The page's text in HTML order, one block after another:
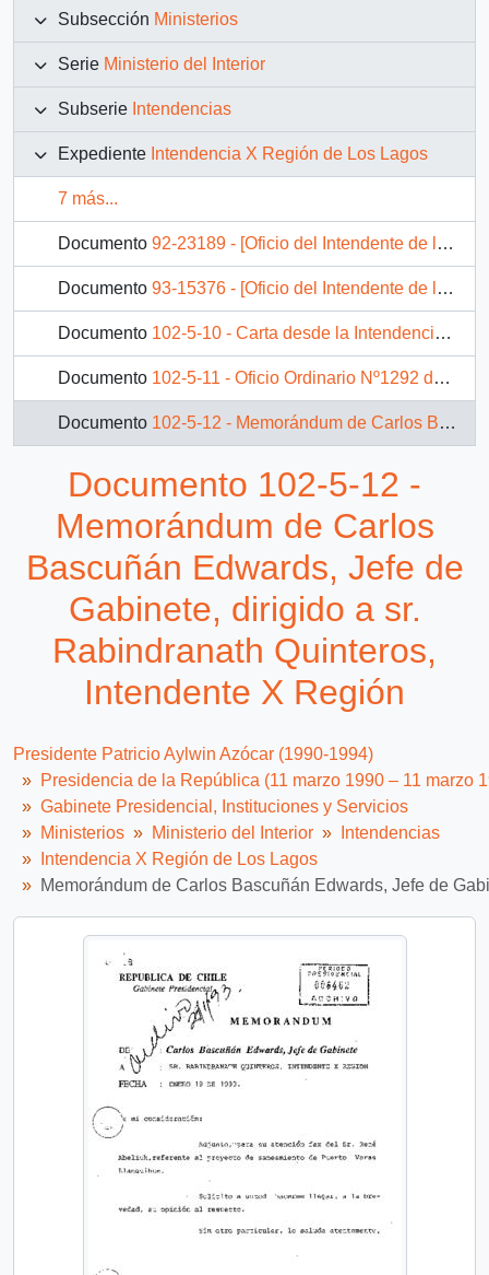
Subsección Ministerios
Serie Ministerio del Interior
Subserie Intendencias
Expediente Intendencia X Región de Los Lagos
7 más...
Documento 92-23189 - [Oficio del Intendente de la Región de los Lagos dirigido al Asesor Presidencial, mediante el cual adjunta listado de juntas de vecinos con motivo de saludo navideño]
Documento 93-15376 - [Oficio del Intendente de la Región de Los Lagos dirigido al Gabinete Presidencial, referente a situación laboral en Municipalidad de San José de la Marquina]
Documento 102-5-10 - Carta desde la Intendencia de la Xa. Región Los Lagos, dirigida al Señor Carlos Bascuñán Edwards, Jefe de Gabinete Presidencial
Documento 102-5-11 - Oficio Ordinario Nº1292 del Sr. Rabindranath Quinteros Lara, Intendente Regional de la X Región de Los Lagos, dirigido a S.E. el Presidente de la República, don Patricio Aylwin Azócar, sobre el proyecto Planta de Tratamiento de Aguas Servidas de Puerto Varas y Llanquihue
Documento 102-5-12 - Memorándum de Carlos Bascuñán Edwards, Jefe de Gabinete, dirigido a sr. Rabindranath Quinteros, Intendente X Región
Documento 102-5-12 -
Memorándum de Carlos
Bascuñán Edwards, Jefe de
Gabinete, dirigido a sr.
Rabindranath Quinteros,
Intendente X Región
Presidente Patricio Aylwin Azócar (1990-1994)
Presidencia de la República (11 marzo 1990 – 11 marzo
Gabinete Presidencial, Instituciones y Servicios
Ministerios
Ministerio del Interior
Intendencias
Intendencia X Región de Los Lagos
Memorándum de Carlos Bascuñán Edwards, Jefe de